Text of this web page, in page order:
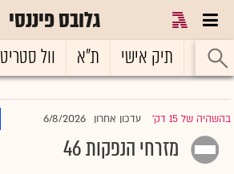
גלובס פיננסי
ראשי תיק אישי ת"א וול סטריט
בהשהיה של 15 דק' |עדכון אחרון 6/8/2026
מזרחי הנפקות 46